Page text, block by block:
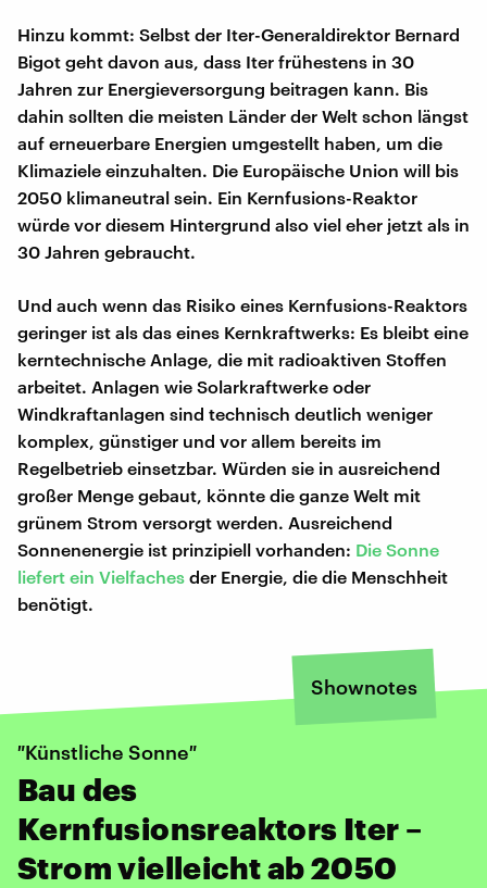
Hinzu kommt: Selbst der Iter-Generaldirektor Bernard
Bigot geht davon aus, dass Iter frühestens in 30
Jahren zur Energieversorgung beitragen kann. Bis
dahin sollten die meisten Länder der Welt schon längst
auf erneuerbare Energien umgestellt haben, um die
Klimaziele einzuhalten. Die Europäische Union will bis
2050 klimaneutral sein. Ein Kernfusions-Reaktor
würde vor diesem Hintergrund also viel eher jetzt als in
30 Jahren gebraucht.
Und auch wenn das Risiko eines Kernfusions-Reaktors
geringer ist als das eines Kernkraftwerks: Es bleibt eine
kerntechnische Anlage, die mit radioaktiven Stoffen
arbeitet. Anlagen wie Solarkraftwerke oder
Windkraftanlagen sind technisch deutlich weniger
komplex, günstiger und vor allem bereits im
Regelbetrieb einsetzbar. Würden sie in ausreichend
großer Menge gebaut, könnte die ganze Welt mit
grünem Strom versorgt werden. Ausreichend
Sonnenenergie ist prinzipiell vorhanden: Die Sonne
liefert ein Vielfaches der Energie, die die Menschheit
benötigt.
Shownotes
″Künstliche Sonne″
Bau des
Kernfusionsreaktors Iter –
Strom vielleicht ab 2050